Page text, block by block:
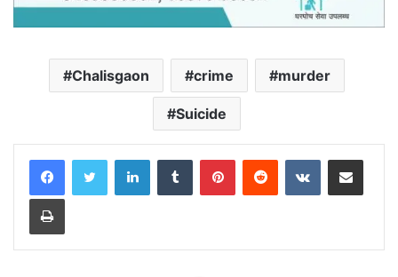
Chalisgaon crime murder
Suicide
LinkedInTumblr PinterestReddit VKontakteShare via Email
Print